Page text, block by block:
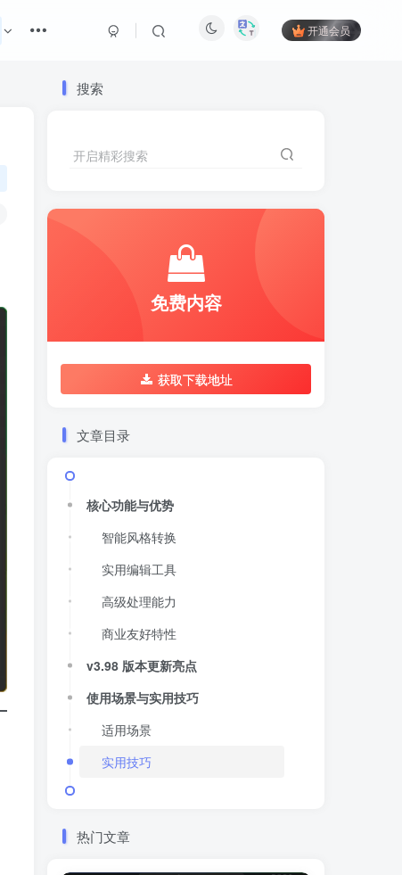
开通会员
搜索
开启精彩搜索
免费内容
获取下载地址
文章目录
核心功能与优势
智能风格转换
实用编辑工具
高级处理能力
商业友好特性
v3.98 版本更新亮点
使用场景与实用技巧
适用场景
实用技巧
热门文章